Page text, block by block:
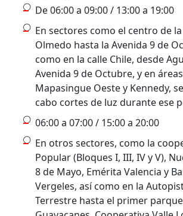
De 06:00 a 09:00 / 13:00 a 19:00
En sectores como el centro de
Olmedo hasta la Avenida 9 de
como en la calle Chile, desde
Avenida 9 de Octubre, y en
Mapasingue Oeste y Kennedy,
cabo cortes de luz durante ese
06:00 a 07:00 / 15:00 a 20:00
En otros sectores, como la
Popular (Bloques I, III, IV y V),
8 de Mayo, Emérita Valencia y
Vergeles, así como en la
Terrestre hasta el primer